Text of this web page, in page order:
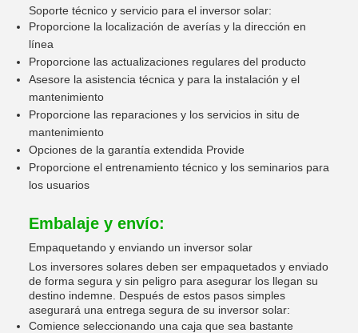
Soporte técnico y servicio para el inversor solar:
Proporcione la localización de averías y la dirección en
línea
Proporcione las actualizaciones regulares del producto
Asesore la asistencia técnica y para la instalación y el
mantenimiento
Proporcione las reparaciones y los servicios in situ de
mantenimiento
Opciones de la garantía extendida Provide
Proporcione el entrenamiento técnico y los seminarios para
los usuarios
Embalaje y envío:
Empaquetando y enviando un inversor solar
Los inversores solares deben ser empaquetados y enviado
de forma segura y sin peligro para asegurar los llegan su
destino indemne. Después de estos pasos simples
asegurará una entrega segura de su inversor solar:
Comience seleccionando una caja que sea bastante